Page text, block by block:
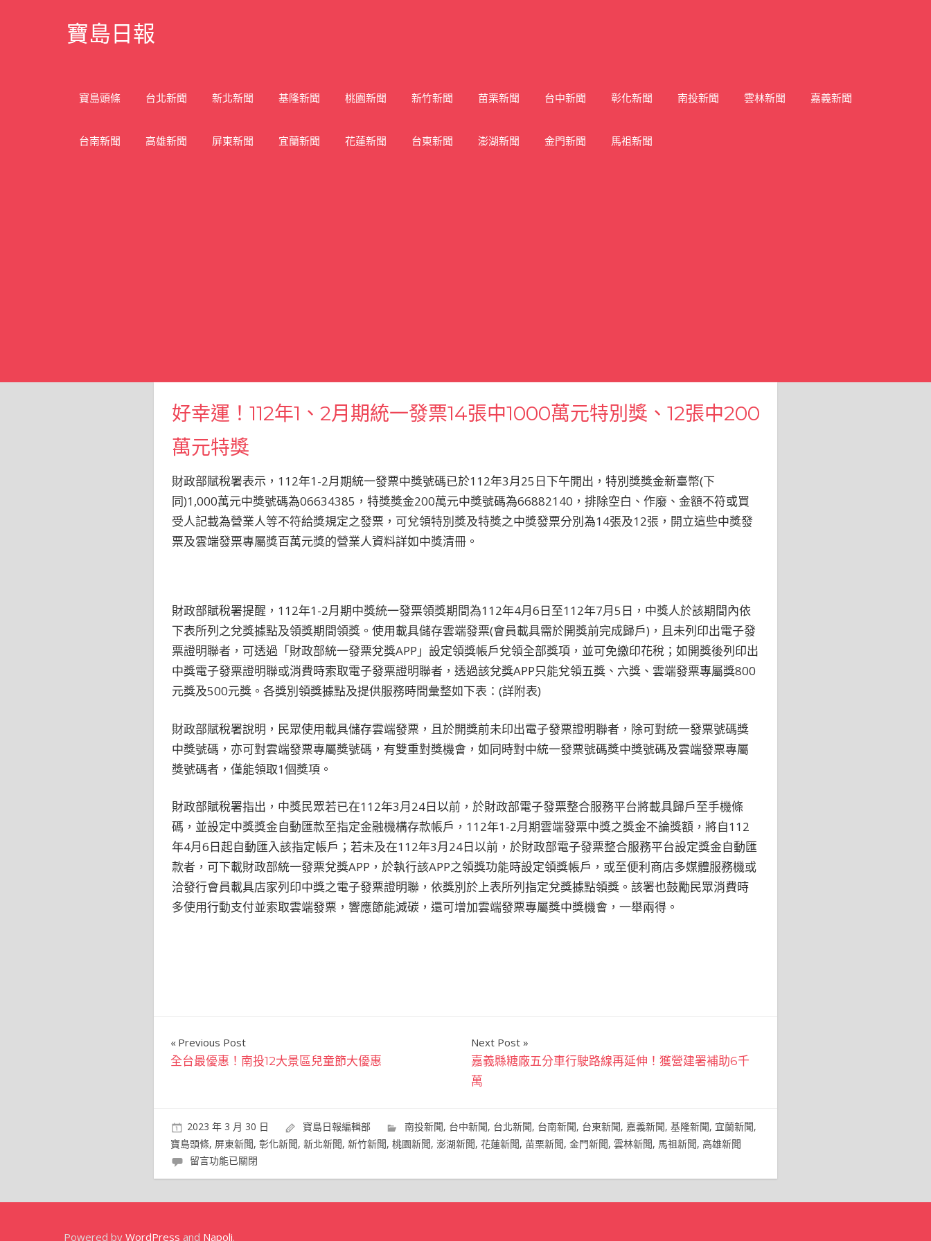
寶島日報
寶島頭條 台北新聞 新北新聞 基隆新聞 桃園新聞 新竹新聞 苗栗新聞 台中新聞 彰化新聞 南投新聞 雲林新聞 嘉義新聞
台南新聞 高雄新聞 屏東新聞 宜蘭新聞 花蓮新聞 台東新聞 澎湖新聞 金門新聞 馬祖新聞
好幸運！112年1、2月期統一發票14張中1000萬元特別獎、12張中200
萬元特獎
財政部賦稅署表示，112年1-2月期統一發票中獎號碼已於112年3月25日下午開出，特別獎獎金新臺幣(下
同)1,000萬元中獎號碼為06634385，特獎獎金200萬元中獎號碼為66882140，排除空白、作廢、金額不符或買
受人記載為營業人等不符給獎規定之發票，可兌領特別獎及特獎之中獎發票分別為14張及12張，開立這些中獎發
票及雲端發票專屬獎百萬元獎的營業人資料詳如中獎清冊。
財政部賦稅署提醒，112年1-2月期中獎統一發票領獎期間為112年4月6日至112年7月5日，中獎人於該期間內依
下表所列之兌獎據點及領獎期間領獎。使用載具儲存雲端發票(會員載具需於開獎前完成歸戶)，且未列印出電子發
票證明聯者，可透過「財政部統一發票兌獎APP」設定領獎帳戶兌領全部獎項，並可免繳印花稅；如開獎後列印出
中獎電子發票證明聯或消費時索取電子發票證明聯者，透過該兌獎APP只能兌領五獎、六獎、雲端發票專屬獎800
元獎及500元獎。各獎別領獎據點及提供服務時間彙整如下表：(詳附表)
財政部賦稅署說明，民眾使用載具儲存雲端發票，且於開獎前未印出電子發票證明聯者，除可對統一發票號碼獎
中獎號碼，亦可對雲端發票專屬獎號碼，有雙重對獎機會，如同時對中統一發票號碼獎中獎號碼及雲端發票專屬
獎號碼者，僅能領取1個獎項。
財政部賦稅署指出，中獎民眾若已在112年3月24日以前，於財政部電子發票整合服務平台將載具歸戶至手機條
碼，並設定中獎獎金自動匯款至指定金融機構存款帳戶，112年1-2月期雲端發票中獎之獎金不論獎額，將自112
年4月6日起自動匯入該指定帳戶；若未及在112年3月24日以前，於財政部電子發票整合服務平台設定獎金自動匯
款者，可下載財政部統一發票兌獎APP，於執行該APP之領獎功能時設定領獎帳戶，或至便利商店多媒體服務機或
洽發行會員載具店家列印中獎之電子發票證明聯，依獎別於上表所列指定兌獎據點領獎。該署也鼓勵民眾消費時
多使用行動支付並索取雲端發票，響應節能減碳，還可增加雲端發票專屬獎中獎機會，一舉兩得。
文
章
覽
Previous Post
全台最優惠！南投12大景區兒童節大優惠
Next Post
嘉義縣糖廠五分車行駛路線再延伸！獲營建署補助6千
萬
2023 年 3 月 30 日 寶島日報編輯部 南投新聞, 台中新聞, 台北新聞, 台南新聞, 台東新聞, 嘉義新聞, 基隆新聞, 宜蘭新聞,
寶島頭條, 屏東新聞, 彰化新聞, 新北新聞, 新竹新聞, 桃園新聞, 澎湖新聞, 花蓮新聞, 苗栗新聞, 金門新聞, 雲林新聞, 馬祖新聞, 高雄新聞
在
〈好
留言功能已關閉
Powered by WordPress and Napoli.